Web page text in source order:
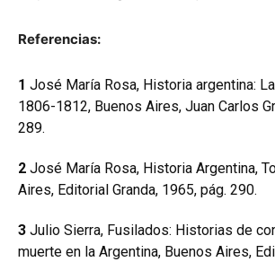
Referencias:
1 José María Rosa, Historia argentina:
1806-1812, Buenos Aires, Juan Carlos
289.
2 José María Rosa, Historia Argentina,
Aires, Editorial Granda, 1965, pág. 290.
3 Julio Sierra, Fusilados: Historias de
muerte en la Argentina, Buenos Aires,